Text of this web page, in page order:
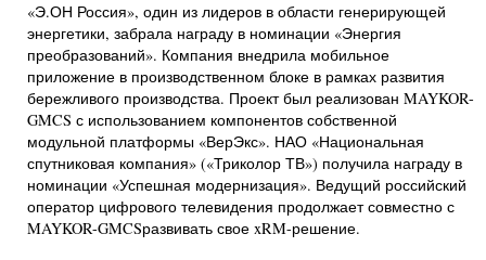
«Э.ОН Россия», один из лидеров в области генерирующей
энергетики, забрала награду в номинации «Энергия
преобразований». Компания внедрила мобильное
приложение в производственном блоке в рамках развития
бережливого производства. Проект был реализован MAYKOR-
GMCS с использованием компонентов собственной
модульной платформы «ВерЭкс». НАО «Национальная
спутниковая компания» («Триколор ТВ») получила награду в
номинации «Успешная модернизация». Ведущий российский
оператор цифрового телевидения продолжает совместно с
MAYKOR-GMCSразвивать свое xRM-решение.